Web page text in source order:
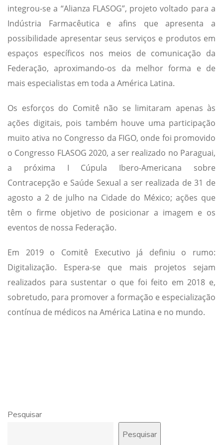
integrou-se a “Alianza FLASOG”, projeto voltado para a
Indústria Farmacêutica e afins que apresenta a
possibilidade apresentar seus serviços e produtos em
espaços específicos nos meios de comunicação da
Federação, aproximando-os da melhor forma e de
mais especialistas em toda a América Latina.
Os esforços do Comitê não se limitaram apenas às
ações digitais, pois também houve uma participação
muito ativa no Congresso da FIGO, onde foi promovido
o Congresso FLASOG 2020, a ser realizado no Paraguai,
a próxima I Cúpula Ibero-Americana sobre
Contracepção e Saúde Sexual a ser realizada de 31 de
agosto a 2 de julho na Cidade do México; ações que
têm o firme objetivo de posicionar a imagem e os
eventos de nossa Federação.
Em 2019 o Comitê Executivo já definiu o rumo:
Digitalização. Espera-se que mais projetos sejam
realizados para sustentar o que foi feito em 2018 e,
sobretudo, para promover a formação e especialização
contínua de médicos na América Latina e no mundo.
Pesquisar
Pesquisar